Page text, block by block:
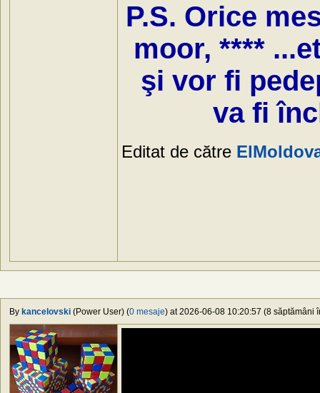
P.S. Orice
moor, ****
şi vor fi
va fi
Editat de către
By kancelovski (Power User) (0 mesaje) at 2026-06-08 10:20:57 (8 săptămâni